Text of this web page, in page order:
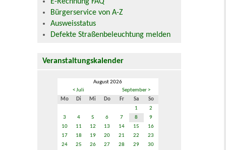
E-Rechnung FAQ
Bürgerservice von A-Z
Ausweisstatus
Defekte Straßenbeleuchtung melden
Veranstaltungskalender
August 2026
< Juli
September >
Mo
Di Mi Do Fr Sa
So
1
2
3
4 5 6 7 8
9
10
11 12 13 14 15
16
17
18 19 20 21 22
23
24
25 26 27 28 29
30